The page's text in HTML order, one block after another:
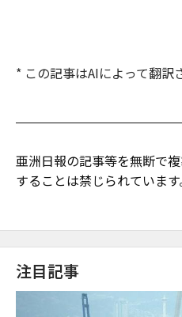
* この記事はAIによって翻訳
亜洲日報の記事等を無断で
することは禁じられています
注目記事